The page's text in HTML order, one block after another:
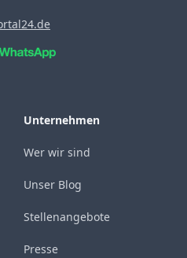
Unternehmen
Wer wir sind
Unser Blog
Stellenangebote
Presse